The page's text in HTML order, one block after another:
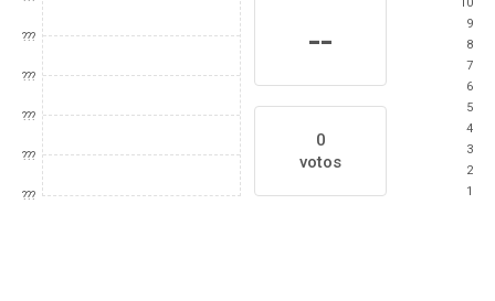
???
???
???
???
???
--
0
votos
9
8
7
6
5
4
3
2
1